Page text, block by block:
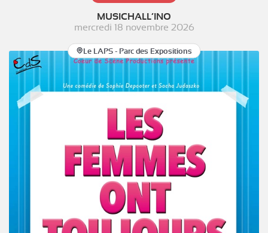
MUSICHALL’INO
mercredi 18 novembre 2026
Le LAPS - Parc des Expositions